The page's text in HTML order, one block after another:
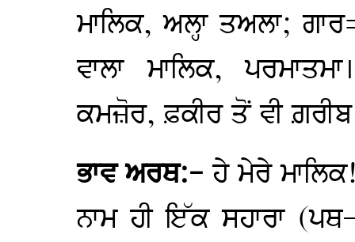
ਮਾਲਿਕ, ਅਲ੍ਹਾ ਤਅਲਾ;
ਵਾਲਾ ਮਾਲਿਕ,
ਕਮਜ਼ੋਰ, ਫ਼ਕੀਰ ਤੋਂ ਵੀ
ਭਾਵ ਅਰਥ:- ਹੇ ਮੇਰੇ
ਨਾਮ ਹੀ ਇੱਕ ਸਹਾਰਾ